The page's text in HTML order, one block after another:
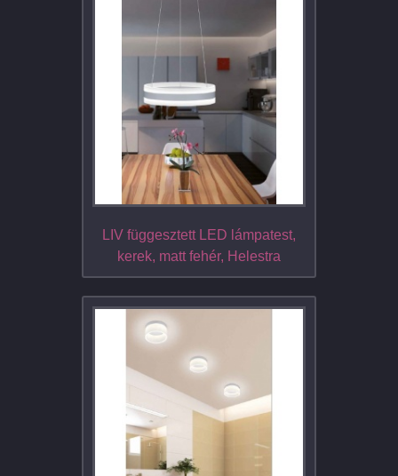
LIV függesztett LED lámpatest,
kerek, matt fehér, Helestra